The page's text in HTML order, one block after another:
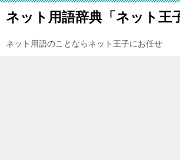
ネット用語辞典「ネット王
ネット用語のことならネット王子にお任せ